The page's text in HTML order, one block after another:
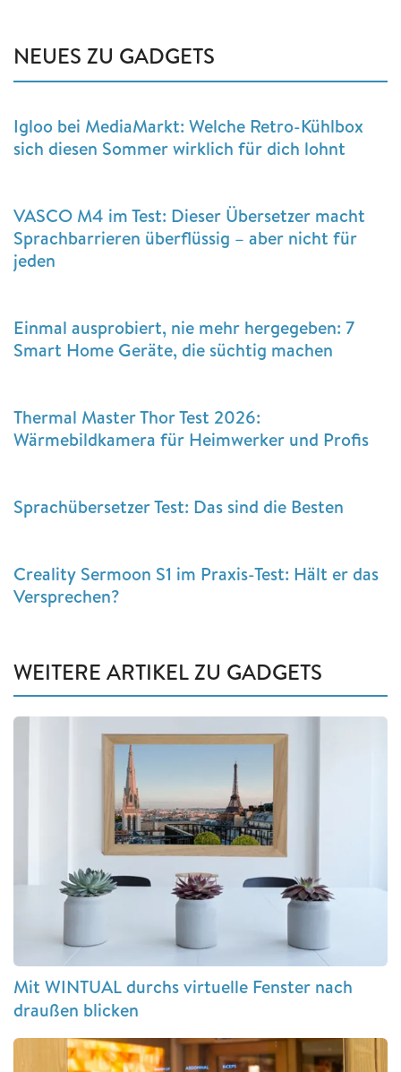
NEUES ZU GADGETS
Igloo bei MediaMarkt: Welche Retro-Kühlbox
sich diesen Sommer wirklich für dich lohnt
VASCO M4 im Test: Dieser Übersetzer macht
Sprachbarrieren überflüssig – aber nicht für
jeden
Einmal ausprobiert, nie mehr hergegeben: 7
Smart Home Geräte, die süchtig machen
Thermal Master Thor Test 2026:
Wärmebildkamera für Heimwerker und Profis
Sprachübersetzer Test: Das sind die Besten
Creality Sermoon S1 im Praxis-Test: Hält er das
Versprechen?
WEITERE ARTIKEL ZU GADGETS
Mit WINTUAL durchs virtuelle Fenster nach
draußen blicken